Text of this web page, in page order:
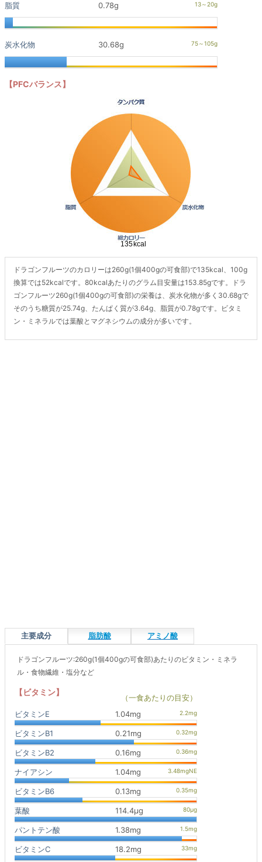
脂質 0.78g
炭水化物 30.68g
【PFCバランス】
ドラゴンフルーツのカロリーは260g(1個400gの可食部)で135kcal、100g
換算では52kcalです。80kcalあたりのグラム目安量は153.85gです。ドラ
ゴンフルーツ260g(1個400gの可食部)の栄養は、炭水化物が多く30.68gで
そのうち糖質が25.74g、たんぱく質が3.64g、脂質が0.78gです。ビタミ
ン・ミネラルでは葉酸とマグネシウムの成分が多いです。
主要成分 脂肪酸 アミノ酸
ドラゴンフルーツ:260g(1個400gの可食部)あたりのビタミン・ミネラ
ル・食物繊維・塩分など
【ビタミン】
（一食あたりの目安）
ビタミンE
1.04mg
ビタミンB1 0.21mg
ビタミンB2 0.16mg
ナイアシン 1.04mg
ビタミンB6 0.13mg
葉酸 114.4μg
パントテン酸 1.38mg
ビタミンC 18.2mg